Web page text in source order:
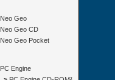
Neo Geo
Neo Geo CD
Neo Geo Pocket
PC Engine